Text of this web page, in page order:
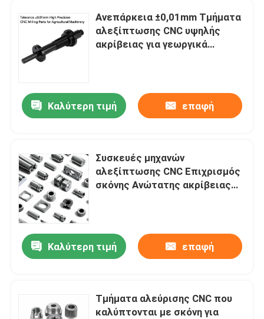
Ανεπάρκεια ±0,01mm Τμήματα
αλεξίπτωσης CNC υψηλής
ακρίβειας για γεωργικά
Καλύτερη τιμή επαφή
Συσκευές μηχανών
αλεξίπτωσης CNC Επιχρισμός
σκόνης Ανώτατης ακρίβειας
Καλύτερη τιμή επαφή
Τμήματα αλεύρισης CNC που
καλύπτονται με σκόνη για